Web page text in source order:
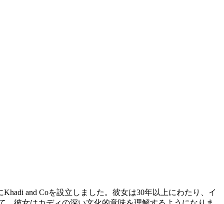
and Coを設立しました。彼女は30年以上にわたり、イ